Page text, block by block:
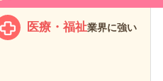
医療・福祉業界に強い